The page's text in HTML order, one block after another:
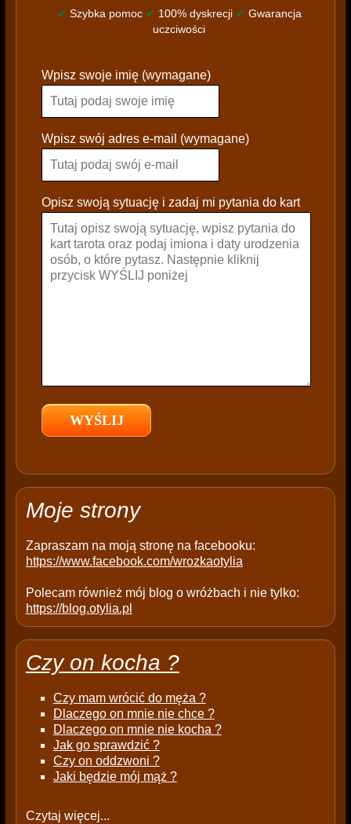
✔ Szybka pomoc ✔ 100% dyskrecji ✔ Gwarancja
uczciwości
l
a
s
e
a
e
e
p
y
Wpisz swoje imię (wymagane)
Wpisz swój adres e-mail (wymagane)
Opisz swoją sytuację i zadaj mi pytania do kart
Moje strony
Zapraszam na moją stronę na facebooku:
https://www.facebook.com/wrozkaotylia
Polecam również mój blog o wróżbach i nie tylko:
https://blog.otylia.pl
Czy on kocha ?
Czy mam wrócić do męża ?
Dlaczego on mnie nie chce ?
Dlaczego on mnie nie kocha ?
Jak go sprawdzić ?
Czy on oddzwoni ?
Jaki będzie mój mąż ?
Czytaj więcej...